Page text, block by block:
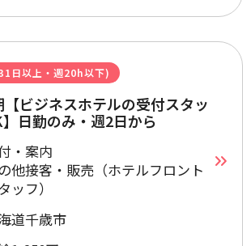
日以上・週20h以下)
ビジネスホテルの受付スタッ
日勤のみ・週2日から
・案内
他接客・販売（ホテルフロント
ッフ）
道千歳市